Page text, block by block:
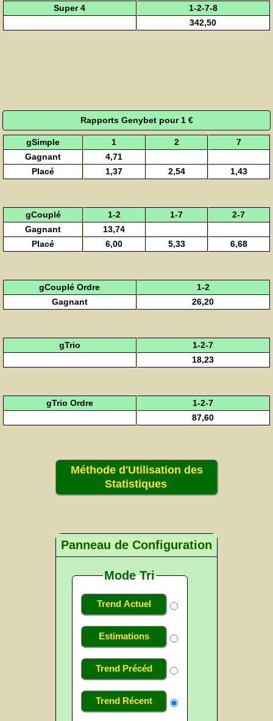
Super 4
1-2-7-8
342,50
Rapports Genybet pour 1 €
gSimple 1 2
7
Gagnant
4,71
Placé
1,37 2,54 1,43
gCouplé 1-2 1-7
2-7
Gagnant
13,74
Placé
6,00 5,33 6,68
gCouplé Ordre
1-2
Gagnant
26,20
gTrio
1-2-7
18,23
gTrio Ordre
1-2-7
87,60
Méthode d'Utilisation des
Statistiques
Panneau de Configuration
Mode Tri
Trend Actuel
Estimations
Trend Précéd
Trend Récent